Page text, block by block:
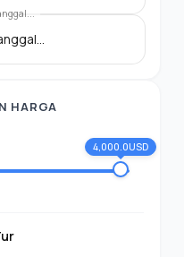
HARGA
4,000.0USD